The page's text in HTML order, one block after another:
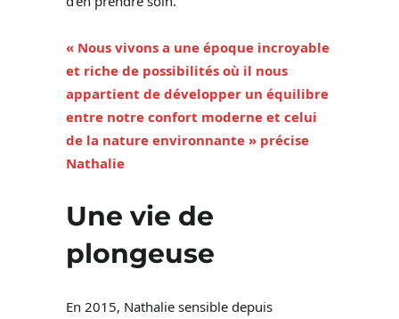
« Nous vivons a une époque incroyable
et riche de possibilités où il nous
appartient de développer un équilibre
entre notre confort moderne et celui
de la nature environnante » précise
Nathalie
Une vie de
plongeuse
En 2015, Nathalie sensible depuis